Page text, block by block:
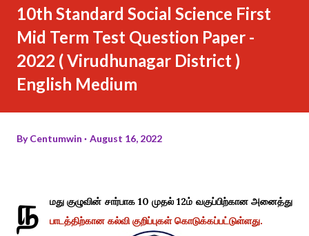
10th Standard Social Science First
Mid Term Test Question Paper -
2022 ( Virudhunagar District )
English Medium
ByCentumwin August 16, 2022
ந
மது குழுவின் சார்பாக 10 முதல் 12ம் வகுப்பிற்கான அனைத்து
பாடத்திற்கான கல்வி குறிப்புகள் கொடுக்கப்பட்டுள்ளது.